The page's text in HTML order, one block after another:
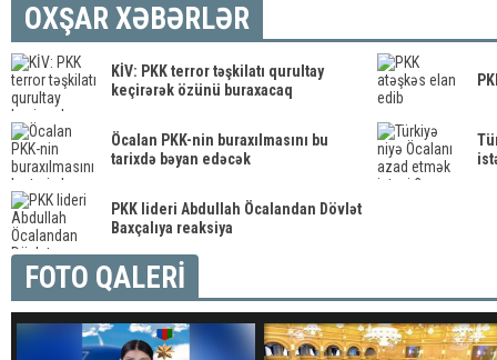
OXŞAR XƏBƏRLƏR
KİV: PKK terror təşkilatı qurultay
keçirərək özünü buraxacaq
Öcalan PKK-nin buraxılmasını bu
tarixdə bəyan edəcək
PKK lideri Abdullah Öcalandan Dövlət
Baxçalıya reaksiya
FOTO QALERİ